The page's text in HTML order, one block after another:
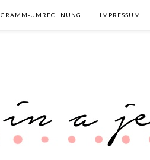
GRAMM-UMRECHNUNG IMPRESSUM